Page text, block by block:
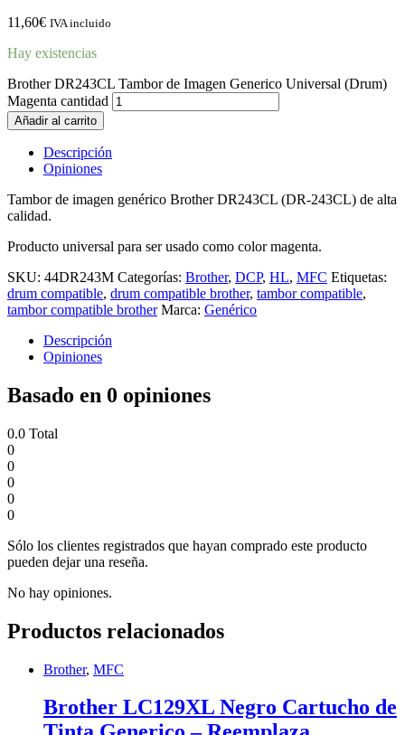
11,60€ IVA incluido
Hay existencias
Brother DR243CL Tambor de Imagen Generico Universal (Drum)
Magenta cantidad
Añadir al carrito
Descripción
Opiniones
Tambor de imagen genérico Brother DR243CL (DR-243CL) de alta
calidad.
Producto universal para ser usado como color magenta.
SKU: 44DR243M Categorías: Brother, DCP, HL, MFC Etiquetas:
drum compatible, drum compatible brother, tambor compatible,
tambor compatible brother Marca: Genérico
Descripción
Opiniones
Basado en 0 opiniones
0.0 Total
0
0
0
0
0
Sólo los clientes registrados que hayan comprado este producto
pueden dejar una reseña.
No hay opiniones.
Productos relacionados
Brother, MFC
Brother LC129XL Negro Cartucho de